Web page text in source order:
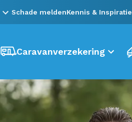
Schade meldenKennis & Inspiratie
Caravanverzekering